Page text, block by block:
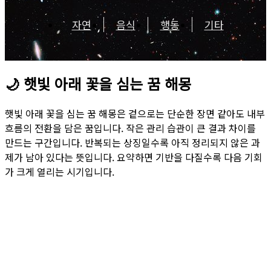
자연 음식 행동 기타
🌙 햇빛 아래 꽃을 심는 꿈 해몽
햇빛 아래 꽃을 심는 꿈 해몽은 겉으로는 단순한 장면 같아도 내부
흐름의 전환을 담은 꿈입니다. 작은 관리 습관이 큰 결과 차이를
만드는 구간입니다. 반복되는 상징일수록 아직 정리되지 않은 과
제가 남아 있다는 뜻입니다. 요약하면 기반을 다질수록 다음 기회
가 크게 열리는 시기입니다.